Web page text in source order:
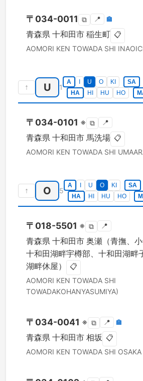
〒 034-0011 ⧉ 📍 🏣
青森県 十和田市 稲生町 📋
AOMORI KEN TOWADA SHI
↑ U 1
A U O KI SA
HA
HI HU HO
〒 034-0101 ※ ⧉ 📍
青森県 十和田市 馬洗場 📋
AOMORI KEN TOWADA SHI
↑ O 5
A U O KI SA
HA
HI HU HO
〒 018-5501 ※ ⧉ 📍
青森県 十和田市 奥瀬（青撫、小
十和田湖畔宇樽部、十和田湖畔
湖畔休屋）
📋
AOMORI KEN TOWADA SHI
TOWADAKOHANYASUMIYA)
〒 034-0041 ※ ⧉ 📍 🏣
青森県 十和田市 相坂 📋
AOMORI KEN TOWADA SHI OSAKA